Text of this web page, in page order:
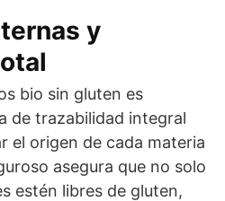
y
bio sin gluten es
de trazabilidad integral
el origen de cada materia
asegura que no solo
estén libres de gluten,